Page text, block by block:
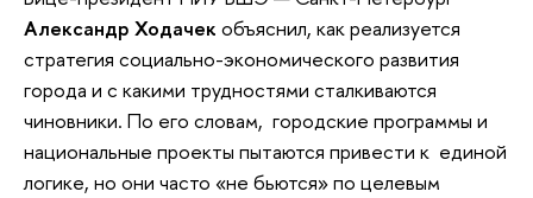
Александр Ходачек объяснил, как реализуется
стратегия социально-экономического развития
города и с какими трудностями сталкиваются
чиновники. По его словам, городские программы и
национальные проекты пытаются привести к единой
логике, но они часто «не бьются» по целевым